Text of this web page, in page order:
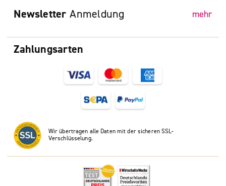
Zahlungsarten
Wir übertragen alle Daten mit der sicheren SSL-
Verschlüsselung.
Newsletter Anmeldung mehr